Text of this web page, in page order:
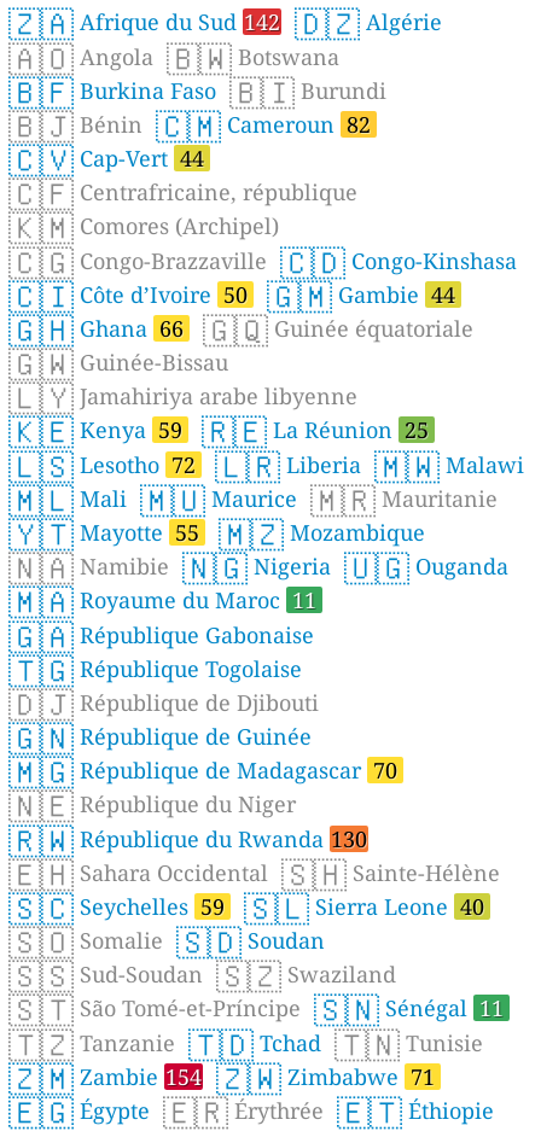
🇿🇦 Afrique du Sud 142 🇩🇿 Algérie
🇦🇴 Angola 🇧🇼 Botswana
🇧🇫 Burkina Faso 🇧🇮 Burundi
🇧🇯 Bénin 🇨🇲 Cameroun 82
🇨🇻 Cap-Vert 44
🇨🇫 Centrafricaine, république
🇰🇲 Comores (Archipel)
🇨🇬 Congo-Brazzaville 🇨🇩 Congo-Kinshasa
🇨🇮 Côte d’Ivoire 50 🇬🇲 Gambie 44
🇬🇭 Ghana 66 🇬🇶 Guinée équatoriale
🇬🇼 Guinée-Bissau
🇱🇾 Jamahiriya arabe libyenne
🇰🇪 Kenya 59 🇷🇪 La Réunion 25
🇱🇸 Lesotho 72 🇱🇷 Liberia 🇲🇼 Malawi
🇲🇱 Mali 🇲🇺 Maurice 🇲🇷 Mauritanie
🇾🇹 Mayotte 55 🇲🇿 Mozambique
🇳🇦 Namibie 🇳🇬 Nigeria 🇺🇬 Ouganda
🇲🇦 Royaume du Maroc 11
🇬🇦 République Gabonaise
🇹🇬 République Togolaise
🇩🇯 République de Djibouti
🇬🇳 République de Guinée
🇲🇬 République de Madagascar 70
🇳🇪 République du Niger
🇷🇼 République du Rwanda 130
🇪🇭 Sahara Occidental 🇸🇭 Sainte-Hélène
🇸🇨 Seychelles 59 🇸🇱 Sierra Leone 40
🇸🇴 Somalie 🇸🇩 Soudan
🇸🇸 Sud-Soudan 🇸🇿 Swaziland
🇸🇹 São Tomé-et-Príncipe 🇸🇳 Sénégal 11
🇹🇿 Tanzanie 🇹🇩 Tchad 🇹🇳 Tunisie
🇿🇲 Zambie 154 🇿🇼 Zimbabwe 71
🇪🇬 Égypte 🇪🇷 Érythrée 🇪🇹 Éthiopie